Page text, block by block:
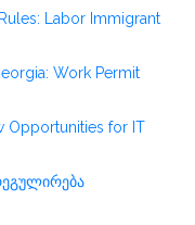
Labor Immigrant
Work Permit
Opportunities for IT